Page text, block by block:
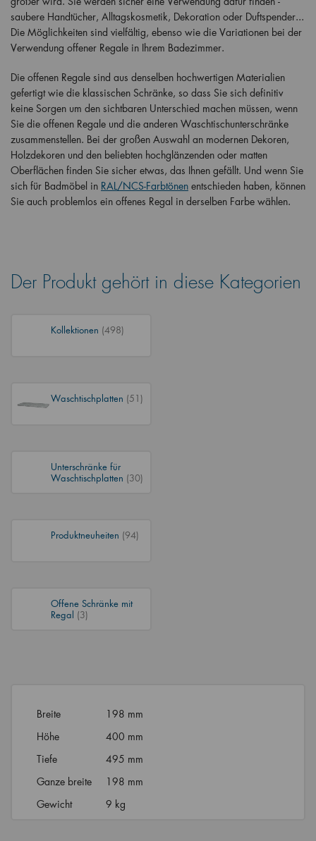
saubere Handtücher, Alltagskosmetik, Dekoration oder Duftspender...
Die Möglichkeiten sind vielfältig, ebenso wie die Variationen bei der
Verwendung offener Regale in Ihrem Badezimmer.
Die offenen Regale sind aus denselben hochwertigen Materialien
gefertigt wie die klassischen Schränke, so dass Sie sich definitiv
keine Sorgen um den sichtbaren Unterschied machen müssen, wenn
Sie die offenen Regale und die anderen Waschtischunterschränke
zusammenstellen. Bei der großen Auswahl an modernen Dekoren,
Holzdekoren und den beliebten hochglänzenden oder matten
Oberflächen finden Sie sicher etwas, das Ihnen gefällt. Und wenn Sie
sich für Badmöbel in RAL/NCS-Farbtönen entschieden haben, können
Sie auch problemlos ein offenes Regal in derselben Farbe wählen.
Der Produkt gehört in diese Kategorien
Kollektionen (498)
Waschtischplatten (51)
Unterschränke für
Waschtischplatten (30)
Produktneuheiten (94)
Offene Schränke mit
Regal (3)
Breite
198 mm
Höhe
400 mm
Tiefe
495 mm
Ganze breite
198 mm
Gewicht
9 kg